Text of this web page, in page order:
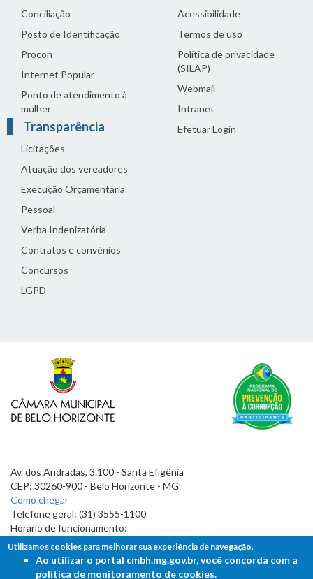
Conciliação
Posto de Identificação
Procon
Internet Popular
Ponto de atendimento à
mulher
Transparência
Licitações
Atuação dos vereadores
Execução Orçamentária
Pessoal
Verba Indenizatória
Contratos e convênios
Concursos
LGPD
Acessibilidade
Termos de uso
Política de privacidade
(SILAP)
Webmail
Intranet
Efetuar Login
Av. dos Andradas, 3.100 - Santa Efigênia
CEP: 30260-900 - Belo Horizonte - MG
Como chegar
Telefone geral: (31) 3555-1100
Horário de funcionamento:
7h às 19h
Utilizamos cookies para melhorar sua experiência de navegação.
Ao utilizar o portal cmbh.mg.gov.br, você concorda com a
política de monitoramento de cookies.